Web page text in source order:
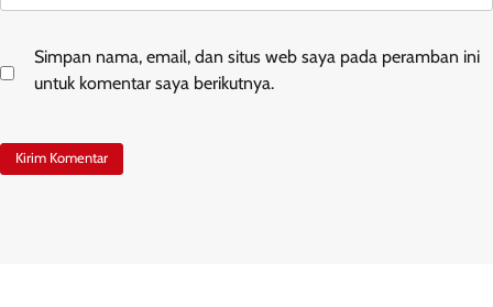
Simpan nama, email, dan situs web saya pada peramban ini
untuk komentar saya berikutnya.